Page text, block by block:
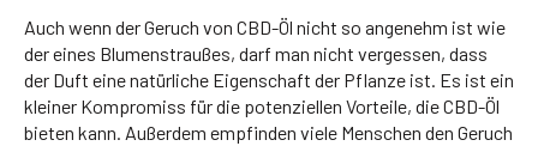
Auch wenn der Geruch von CBD-Öl nicht so angenehm ist wie
der eines Blumenstraußes, darf man nicht vergessen, dass
der Duft eine natürliche Eigenschaft der Pflanze ist. Es ist ein
kleiner Kompromiss für die potenziellen Vorteile, die CBD-Öl
bieten kann. Außerdem empfinden viele Menschen den Geruch